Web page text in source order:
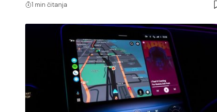
1 min čitanja